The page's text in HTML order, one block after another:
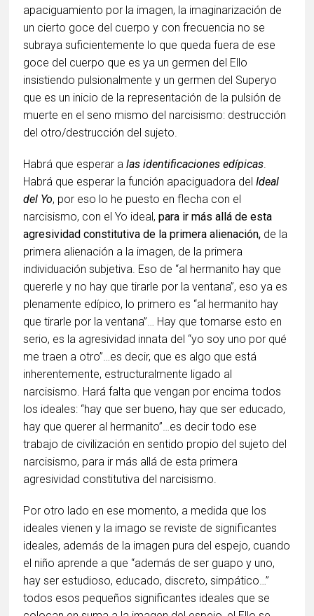
apaciguamiento por la imagen, la imaginarización de
un cierto goce del cuerpo y con frecuencia no se
subraya suficientemente lo que queda fuera de ese
goce del cuerpo que es ya un germen del Ello
insistiendo pulsionalmente y un germen del Superyo
que es un inicio de la representación de la pulsión de
muerte en el seno mismo del narcisismo: destrucción
del otro/destrucción del sujeto.
Habrá que esperar alas identificaciones edípicas.
Habrá que esperar la función apaciguadora delIdeal
del Yo, por eso lo he puesto en flecha con el
narcisismo, con el Yo ideal,para ir más allá de esta
agresividad constitutiva de la primera alienación, de la
primera alienación a la imagen, de la primera
individuación subjetiva. Eso de “al hermanito hay que
quererle y no hay que tirarle por la ventana”, eso ya es
plenamente edípico, lo primero es “al hermanito hay
que tirarle por la ventana”… Hay que tomarse esto en
serio, es la agresividad innata del “yo soy uno por qué
me traen a otro”…es decir, que es algo que está
inherentemente, estructuralmente ligado al
narcisismo. Hará falta que vengan por encima todos
los ideales: “hay que ser bueno, hay que ser educado,
hay que querer al hermanito”…es decir todo ese
trabajo de civilización en sentido propio del sujeto del
narcisismo, para ir más allá de esta primera
agresividad constitutiva del narcisismo.
Por otro lado en ese momento, a medida que los
ideales vienen y la imago se reviste de significantes
ideales, además de la imagen pura del espejo, cuando
el niño aprende a que “además de ser guapo y uno,
hay ser estudioso, educado, discreto, simpático…”
todos esos pequeños significantes ideales que se